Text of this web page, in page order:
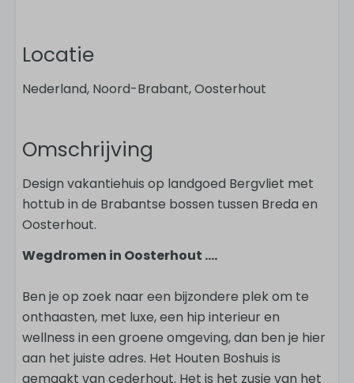
Locatie
Nederland, Noord-Brabant, Oosterhout
Omschrijving
Design vakantiehuis op landgoed Bergvliet met
hottub in de Brabantse bossen tussen Breda en
Oosterhout.
Wegdromen in Oosterhout ....
Ben je op zoek naar een bijzondere plek om te
onthaasten, met luxe, een hip interieur en
wellness in een groene omgeving, dan ben je hier
aan het juiste adres. Het Houten Boshuis is
gemaakt van cederhout. Het is het zusje van het